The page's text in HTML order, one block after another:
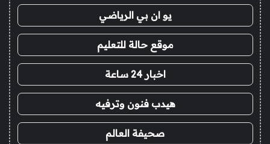
يو ان بي الرياضي
موقع حالة للتعليم
اخبار 24 ساعة
هيدب فنون وترفيه
صحيفة العالم